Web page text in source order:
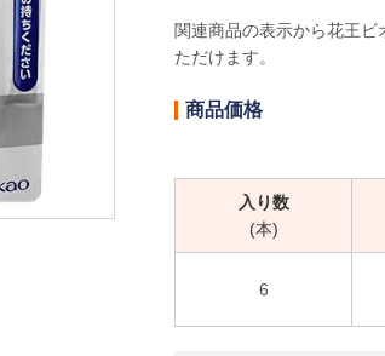
関連商品の表示から花王
ただけます。
商品価格
入り数
(本)
6